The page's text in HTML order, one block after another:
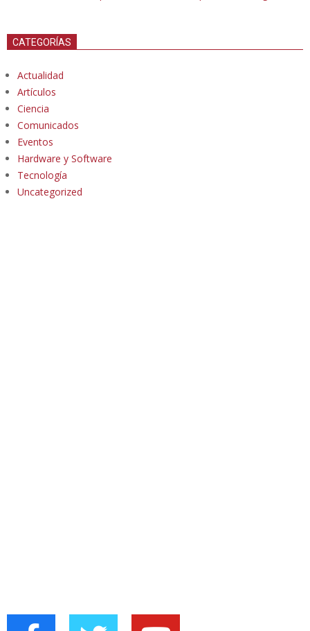
CATEGORÍAS
Actualidad
Artículos
Ciencia
Comunicados
Eventos
Hardware y Software
Tecnología
Uncategorized